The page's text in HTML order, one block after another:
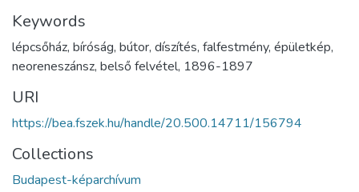
Keywords
lépcsőház, bíróság, bútor, díszítés, falfestmény, épületkép,
neoreneszánsz, belső felvétel, 1896-1897
URI
https://bea.fszek.hu/handle/20.500.14711/156794
Collections
Budapest-képarchívum